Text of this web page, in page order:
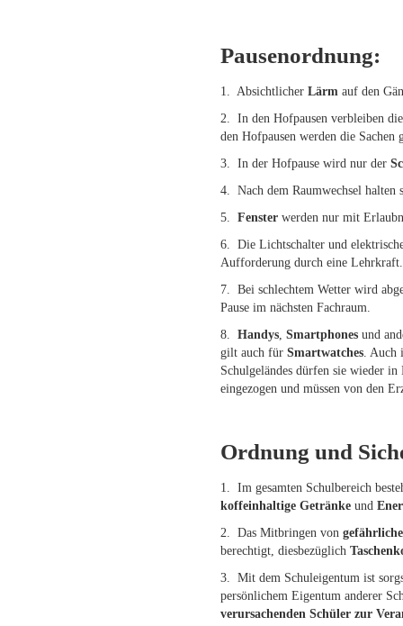
Pausenordnung:
1. AbsichtlicherLärm auf den
2. In den Hofpausen verbleiben
den Hofpausen werden die Sachen
3. In der Hofpause wird nur der
4. Nach dem Raumwechsel
5.Fenster werden nur mit
6. Die Lichtschalter und
Aufforderung durch eine Lehrkraft.
7. Bei schlechtem Wetter wird
Pause im nächsten Fachraum.
8.Handys,Smartphones und
gilt auch fürSmartwatches. Auch
Schulgeländes dürfen sie wieder
eingezogen und müssen von den
Ordnung und
1. Im gesamten Schulbereich
koffeinhaltige Getränke und
2. Das Mitbringen von
berechtigt, diesbezüglich
3. Mit dem Schuleigentum ist
persönlichem Eigentum anderer
verursachenden Schüler zur